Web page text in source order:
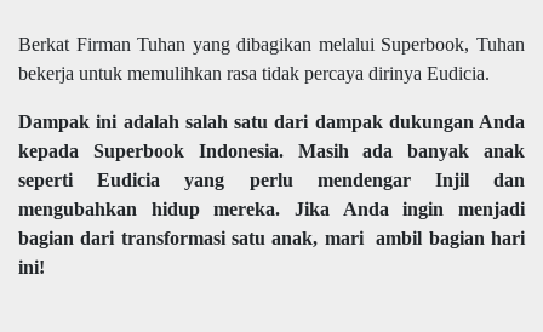
Berkat Firman Tuhan yang dibagikan melalui Superbook, Tuhan
bekerja untuk memulihkan rasa tidak percaya dirinya Eudicia.
Dampak ini adalah salah satu dari dampak dukungan Anda
kepada Superbook Indonesia. Masih ada banyak anak
seperti Eudicia yang perlu mendengar Injil dan
mengubahkan hidup mereka. Jika Anda ingin menjadi
bagian dari transformasi satu anak, mari ambil bagian hari
ini!